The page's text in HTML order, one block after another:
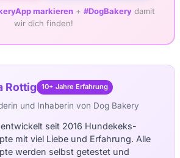
markieren + #DogBakery damit
wir dich finden!
Rottig 10+ Jahre Erfahrung
und Inhaberin von Dog Bakery
seit 2016 Hundekeks-
mit viel Liebe und Erfahrung. Alle
werden selbst getestet und